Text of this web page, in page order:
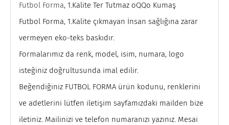
Futbol Forma, 1.Kalite Ter Tutmaz oQQo Kumaş
Futbol Forma, 1.Kalite çıkmayan İnsan sağlığına zarar
vermeyen eko-teks baskıdır.
Formalarımız da renk, model, isim, numara, logo
isteğiniz doğrultusunda imal edilir.
Beğendiğiniz FUTBOL FORMA ürün kodunu, renklerini
ve adetlerini lütfen iletişim sayfamızdaki mailden bize
iletiniz. Mailinizi ve telefon numaranızı yazınız. Mesai